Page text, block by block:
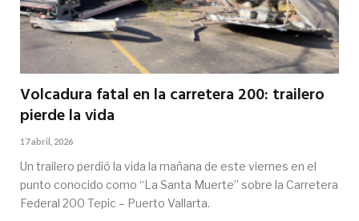
Volcadura fatal en la carretera 200: trailero
pierde la vida
17 abril, 2026
Un trailero perdió la vida la mañana de este viernes en el
punto conocido como “La Santa Muerte” sobre la Carretera
Federal 200 Tepic – Puerto Vallarta.